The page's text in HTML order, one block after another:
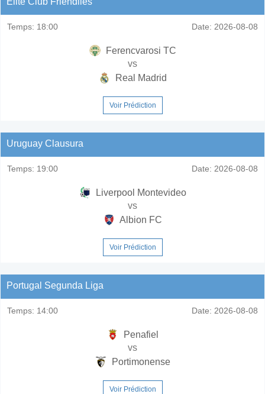
Temps: 18:00 Date: 2026-08-08
Ferencvarosi TC
vs
Real Madrid
Voir Prédiction
Uruguay Clausura
Temps: 19:00 Date: 2026-08-08
Liverpool Montevideo
vs
Albion FC
Voir Prédiction
Portugal Segunda Liga
Temps: 14:00 Date: 2026-08-08
Penafiel
vs
Portimonense
Voir Prédiction